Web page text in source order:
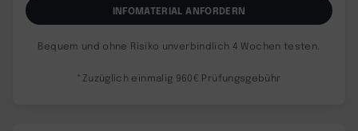
INFOMATERIAL ANFORDERN
Bequem und ohne Risiko unverbindlich 4 Wochen testen.
*Zuzüglich einmalig 960€ Prüfungsgebühr